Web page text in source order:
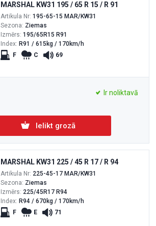
MARSHAL KW31 195 / 65 R 15 / R 91
Artikula Nr: 195-65-15 MAR/KW31
Sezona: Ziemas
Izmērs: 195/65R15 R91
Index: R91 / 615kg / 170km/h
F
C 69
Ir noliktavā
Ielikt grozā
MARSHAL KW31 225 / 45 R 17 / R 94
Artikula Nr: 225-45-17 MAR/KW31
Sezona: Ziemas
Izmērs: 225/45R17 R94
Index: R94 / 670kg / 170km/h
F
E 71